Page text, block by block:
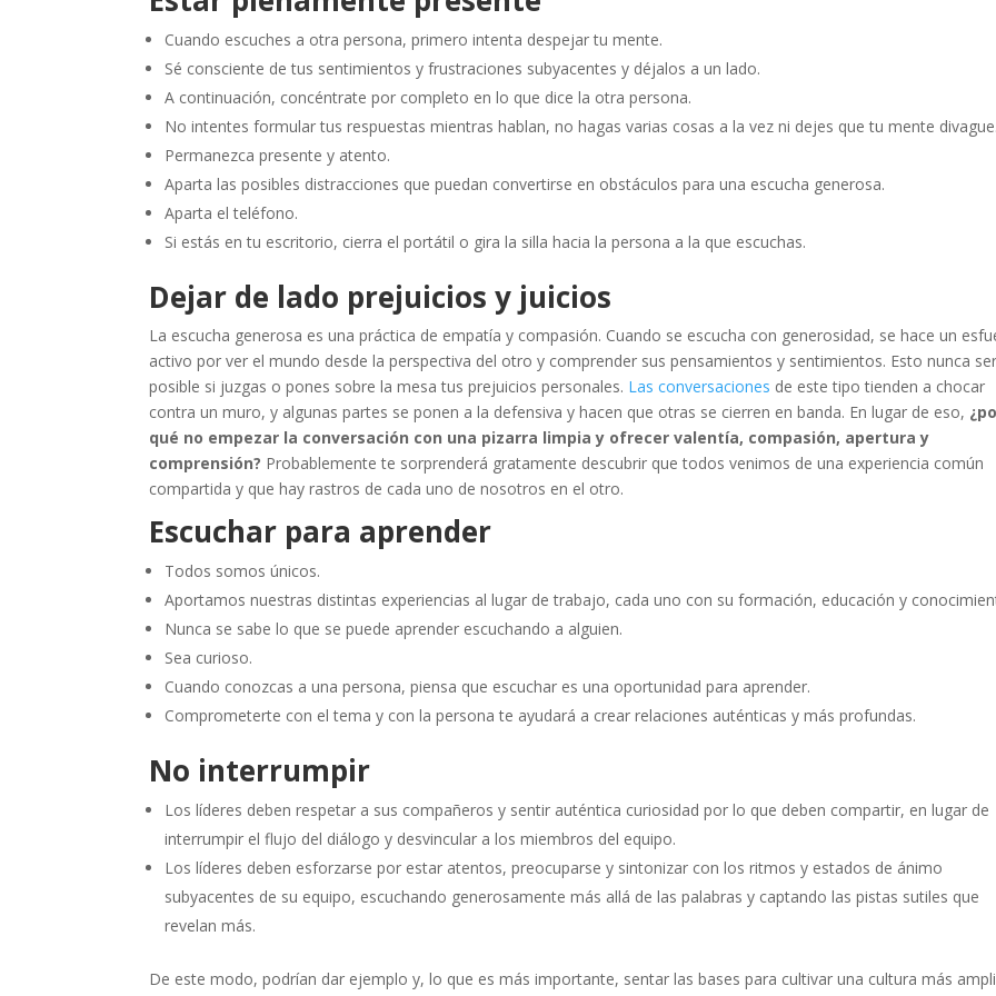
Cuando escuches a otra persona, primero intenta despejar tu mente.
Sé consciente de tus sentimientos y frustraciones subyacentes y déjalos a un lado.
A continuación, concéntrate por completo en lo que dice la otra persona.
No intentes formular tus respuestas mientras hablan, no hagas varias cosas a la vez ni dejes que tu mente divague.
Permanezca presente y atento.
Aparta las posibles distracciones que puedan convertirse en obstáculos para una escucha generosa.
Aparta el teléfono.
Si estás en tu escritorio, cierra el portátil o gira la silla hacia la persona a la que escuchas.
Dejar de lado prejuicios y juicios
La escucha generosa es una práctica de empatía y compasión. Cuando se escucha con generosidad, se hace un
activo por ver el mundo desde la perspectiva del otro y comprender sus pensamientos y sentimientos. Esto nunca
posible si juzgas o pones sobre la mesa tus prejuicios personales. Las conversaciones de este tipo tienden a chocar
contra un muro, y algunas partes se ponen a la defensiva y hacen que otras se cierren en banda. En lugar de eso,
qué no empezar la conversación con una pizarra limpia y ofrecer valentía, compasión, apertura y
comprensión? Probablemente te sorprenderá gratamente descubrir que todos venimos de una experiencia común
compartida y que hay rastros de cada uno de nosotros en el otro.
Escuchar para aprender
Todos somos únicos.
Aportamos nuestras distintas experiencias al lugar de trabajo, cada uno con su formación, educación y
Nunca se sabe lo que se puede aprender escuchando a alguien.
Sea curioso.
Cuando conozcas a una persona, piensa que escuchar es una oportunidad para aprender.
Comprometerte con el tema y con la persona te ayudará a crear relaciones auténticas y más profundas.
No interrumpir
Los líderes deben respetar a sus compañeros y sentir auténtica curiosidad por lo que deben compartir, en lugar de
interrumpir el flujo del diálogo y desvincular a los miembros del equipo.
Los líderes deben esforzarse por estar atentos, preocuparse y sintonizar con los ritmos y estados de ánimo
subyacentes de su equipo, escuchando generosamente más allá de las palabras y captando las pistas sutiles que
revelan más.
De este modo, podrían dar ejemplo y, lo que es más importante, sentar las bases para cultivar una cultura más